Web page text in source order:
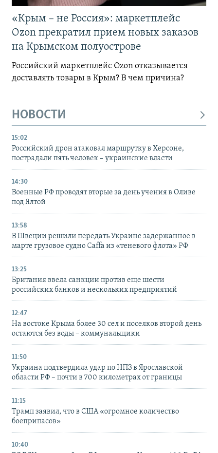
«Крым – не Россия»: маркетплейс
Ozon прекратил прием новых заказов
на Крымском полуострове
Российский маркетплейс Ozon отказывается
доставлять товары в Крым? В чем причина?
НОВОСТИ
15:02
Российский дрон атаковал маршрутку в Херсоне,
пострадали пять человек – украинские власти
14:30
Военные РФ проводят вторые за день учения в Оливе
под Ялтой
13:58
В Швеции решили передать Украине задержанное в
марте грузовое судно Caffa из «теневого флота» РФ
13:25
Британия ввела санкции против еще шести
российских банков и нескольких предприятий
12:47
На востоке Крыма более 30 сел и поселков второй день
остаются без воды – коммунальщики
11:50
Украина подтвердила удар по НПЗ в Ярославской
области РФ – почти в 700 километрах от границы
11:15
Трамп заявил, что в США «огромное количество
боеприпасов»
10:40